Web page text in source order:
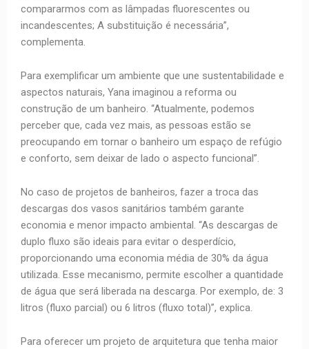
compararmos com as lâmpadas fluorescentes ou
incandescentes; A substituição é necessária”,
complementa.
Para exemplificar um ambiente que une sustentabilidade e
aspectos naturais, Yana imaginou a reforma ou
construção de um banheiro. “Atualmente, podemos
perceber que, cada vez mais, as pessoas estão se
preocupando em tornar o banheiro um espaço de refúgio
e conforto, sem deixar de lado o aspecto funcional”.
No caso de projetos de banheiros, fazer a troca das
descargas dos vasos sanitários também garante
economia e menor impacto ambiental. “As descargas de
duplo fluxo são ideais para evitar o desperdício,
proporcionando uma economia média de 30% da água
utilizada. Esse mecanismo, permite escolher a quantidade
de água que será liberada na descarga. Por exemplo, de: 3
litros (fluxo parcial) ou 6 litros (fluxo total)”, explica.
Para oferecer um projeto de arquitetura que tenha maior